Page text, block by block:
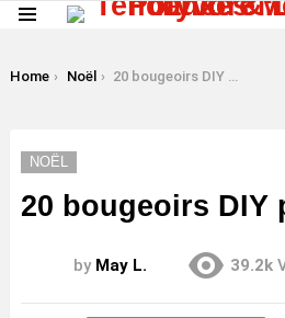
You are here:
Home Noël 20 bougeoirs DIY pour Noël
NOËL
20 bougeoirs DIY
by May L. 39.2k